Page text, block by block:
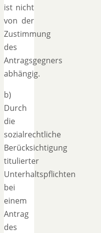
ist nicht
von der
Zustimmung
des
Antragsgegners
abhängig.
b)
Durch
die
sozialrechtliche
Berücksichtigung
titulierter
Unterhaltspflichten
bei
einem
Antrag
des